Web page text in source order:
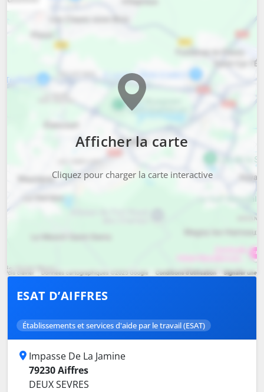
Afficher la carte
Cliquez pour charger la carte interactive
ESAT D’AIFFRES
Établissements et services d'aide par le travail (ESAT)
Impasse De La Jamine
79230 Aiffres
DEUX SEVRES